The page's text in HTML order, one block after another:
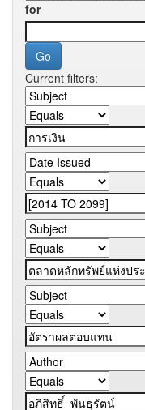
for
Current filters: